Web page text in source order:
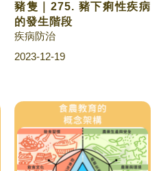
豬隻｜275. 豬下痢性疾病
的發生階段
疾病防治
2023-12-19